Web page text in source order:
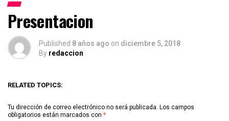
Presentacion
Published 8 años ago on diciembre 5, 2018
By redaccion
RELATED TOPICS:
Tu dirección de correo electrónico no será publicada. Los campos
obligatorios están marcados con *